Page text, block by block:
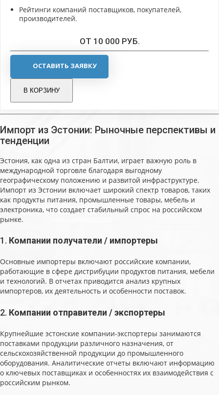
Рейтинги компаний поставщиков, покупателей,
производителей.
ОТ 10 000 РУБ.
ОСТАВИТЬ ЗАЯВКУ
В КОРЗИНУ
Импорт из Эстонии: Рыночные перспективы и
тенденции
Эстония, как одна из стран Балтии, играет важную роль в
международной торговле благодаря выгодному
географическому положению и развитой инфраструктуре.
Импорт из Эстонии включает широкий спектр товаров, таких
как продукты питания, промышленные товары, мебель и
электроника, что создает стабильный спрос на российском
рынке.
1. Компании получатели / импортеры
Основные импортеры включают российские компании,
работающие в сфере дистрибуции продуктов питания, мебели
и технологий. В отчетах приводится анализ крупных
импортеров, их деятельность и особенности поставок.
2. Компании отправители / экспортеры
Крупнейшие эстонские компании-экспортеры занимаются
поставками продукции различного назначения, от
сельскохозяйственной продукции до промышленного
оборудования. Аналитические отчеты включают информацию
о ключевых поставщиках и особенностях их взаимодействия с
российским рынком.